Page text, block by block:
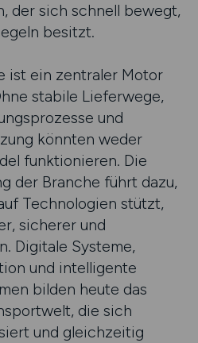
der sich schnell bewegt,
besitzt.
ist ein zentraler Motor
stabile Lieferwege,
und
könnten weder
funktionieren. Die
der Branche führt dazu,
Technologien stützt,
sicherer und
Digitale Systeme,
und intelligente
bilden heute das
die sich
und gleichzeitig